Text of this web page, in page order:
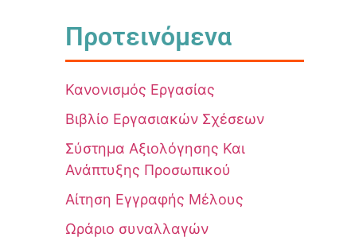
Προτεινόμενα
Κανονισμός Εργασίας
Βιβλίο Εργασιακών Σχέσεων
Σύστημα Αξιολόγησης Και
Ανάπτυξης Προσωπικού
Αίτηση Εγγραφής Μέλους
Ωράριο συναλλαγών